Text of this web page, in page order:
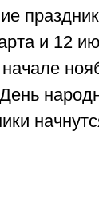
и 12